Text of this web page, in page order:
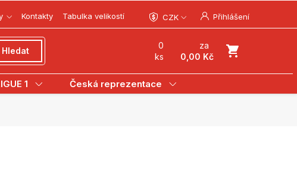
Kontakty Tabulka velikostí CZK Přihlášení
Hledat
0
ks
za
0,00 Kč
1 Česká reprezentace